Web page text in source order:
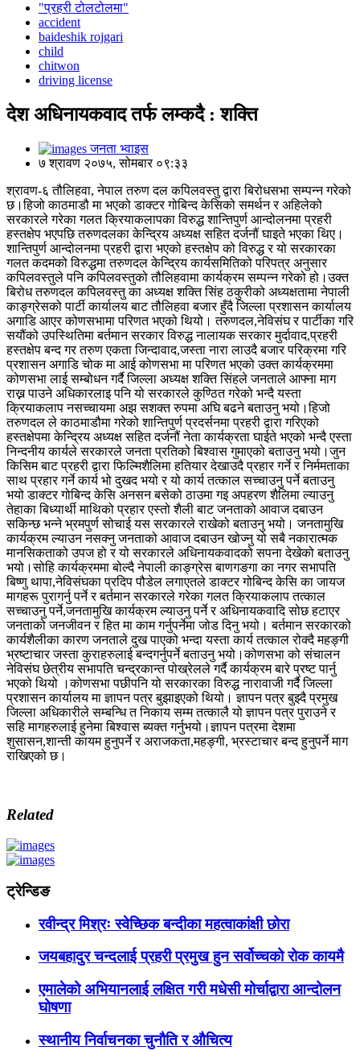
"प्रहरी टोलटोलमा"
accident
baideshik rojgari
child
chitwon
driving license
देश अधिनायकवाद तर्फ लम्कदै : शक्ति
जनता भ्वाइस
७ श्रावण २०७५, सोमबार ०९:३३
श्रावण-६ तौलिहवा, नेपाल तरुण दल कपिलवस्तु द्वारा बिरोधसभा सम्पन्न गरेको
छ।हिजो काठमाडौ मा भएको डाक्टर गोबिन्द केसिको समर्थन र अहिलेको
सरकारले गरेका गलत क्रियाकलापका विरुद्ध शान्तिपुर्ण आन्दोलनमा प्रहरी
हस्तक्षेप भएपछि तरुणदलका केन्द्रिय अध्यक्ष सहित दर्जनौं घाइते भएका थिए।
शान्तिपुर्ण आन्दोलनमा प्रहरी द्वारा भएको हस्तक्षेप को विरुद्ध र यो सरकारका
गलत कदमको विरुद्धमा तरुणदल केन्द्रिय कार्यसमितिको परिपत्र अनुसार
कपिलवस्तुले पनि कपिलवस्तुको तौलिहवामा कार्यक्रम सम्पन्न गरेको हो।उक्त
बिरोध तरुणदल कपिलवस्तु का अध्यक्ष शक्ति सिंह ठकुरीको अध्यक्षतामा नेपाली
काङ्ग्रेसको पार्टी कार्यालय बाट तौलिहवा बजार हुँदै जिल्ला प्रशासन कार्यालय
अगाडि आएर कोणसभामा परिणत भएको थियो। तरुणदल,नेविसंघ र पार्टीका गरि
सयौंको उपस्थितिमा बर्तमान सरकार विरुद्ध नालायक सरकार मुर्दावाद,प्रहरी
हस्तक्षेप बन्द गर तरुण एकता जिन्दावाद,जस्ता नारा लाउदै बजार परिक्रमा गरि
प्रशासन अगाडि चोक मा आई कोणसभा मा परिणत भएको उक्त कार्यक्रममा
कोणसभा लाई सम्बोधन गर्दै जिल्ला अध्यक्ष शक्ति सिंहले जनताले आफ्ना माग
राख्न पाउने अधिकारलाइ पनि यो सरकारले कुण्ठित गरेको भन्दै यस्ता
क्रियाकलाप नसच्चायमा अझ सशक्त रुपमा अघि बढने बताउनु भयो।हिजो
तरुणदल ले काठमाडौमा गरेको शान्तिपुर्ण प्रदर्सनमा प्रहरी द्वारा गरिएको
हस्तक्षेपमा केन्द्रिय अध्यक्ष सहित दर्जनौं नेता कार्यक्रता घाईते भएको भन्दै एस्ता
निन्दनीय कार्यले सरकारले जनता प्रतिको बिश्वास गुमाएको बताउनु भयो।जुन
किसिम बाट प्रहरी द्वारा फिल्मिशैलिमा हतियार देखाउदै प्रहार गर्ने र निर्ममताका
साथ प्रहार गर्ने कार्य भो दुखद भयो र यो कार्य तत्काल सच्चाउनु पर्ने बताउनु
भयो डाक्टर गोबिन्द केसि अनसन बसेको ठाउमा गइ अपहरण शैलिमा ल्याउनु
तेहाका बिध्यार्थी माथिको प्रहार एस्तो शैली बाट जनताको आवाज दबाउन
सकिन्छ भन्ने भ्रमपुर्ण सोचाई यस सरकारले राखेको बताउनु भयो। जनतामुखि
कार्यक्रम ल्याउन नसक्नु जनताको आवाज दबाउन खोज्नु यो सबै नकारात्मक
मानसिकताको उपज हो र यो सरकारले अधिनायकवादको सपना देखेको बताउनु
भयो।सोहि कार्यक्रममा बोल्दै नेपाली काङ्ग्रेस बाणगङगा का नगर सभापति
बिष्णु थापा,नेविसंघका प्रदिप पौडेल लगाएतले डाक्टर गोबिन्द केसि का जायज
मागहरू पुरागर्नु पर्ने र बर्तमान सरकारले गरेका गलत क्रियाकलाप तत्काल
सच्चाउनु पर्ने,जनतामुखि कार्यक्रम ल्याउनु पर्ने र अधिनायकवादि सोछ हटाएर
जनताको जनजीवन र हित मा काम गर्नुपर्नेमा जोड दिनु भयो। बर्तमान सरकारको
कार्यशैलीका कारण जनताले दुख पाएको भन्दा यस्ता कार्य तत्काल रोक्दै महङ्गी
भ्रष्टाचार जस्ता कुराहरुलाई बन्दगर्नुपर्ने बताउनु भयो।कोणसभा को संचालन
नेविसंघ छेत्रीय सभापति चन्द्रकान्त पोख्रेलले गर्दै कार्यक्रम बारे प्रष्ट पार्नु
भएको थियो ।कोणसभा पछीपनि यो सरकारका विरुद्ध नारावाजी गर्दै जिल्ला
प्रशासन कार्यालय मा ज्ञापन पत्र बुझाइएको थियो। ज्ञापन पत्र बुझ्दै प्रमुख
जिल्ला अधिकारीले सम्बन्धि त निकाय सम्म तत्कालै यो ज्ञापन पत्र पुराउने र
सहि मागहरुलाई हुनेमा बिश्वास ब्यक्त गर्नुभयो।ज्ञापन पत्रमा देशमा
शुसासन,शान्ती कायम हुनुपर्ने र अराजकता,महङ्गी, भ्रस्टाचार बन्द हुनुपर्ने माग
राखिएको छ।
Related
ट्रेन्डिङ
रवीन्द्र मिश्रः स्वेच्छिक बन्दीका महत्वाकांक्षी छोरा
जयबहादुर चन्दलाई प्रहरी प्रमुख हुन सर्वोच्चको रोक कायमै
एमालेको अभियानलाई लक्षित गरी मधेसी मोर्चाद्वारा आन्दोलन
घोषणा
स्थानीय निर्वाचनका चुनौति र औचित्य